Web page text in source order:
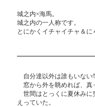
城之内×海馬。
城之内の一人称です。
とにかくイチャイチャ＆
自分達以外は誰もいない
窓から外を眺めれば、真
世間はとっくに夏休みに
えっていた。